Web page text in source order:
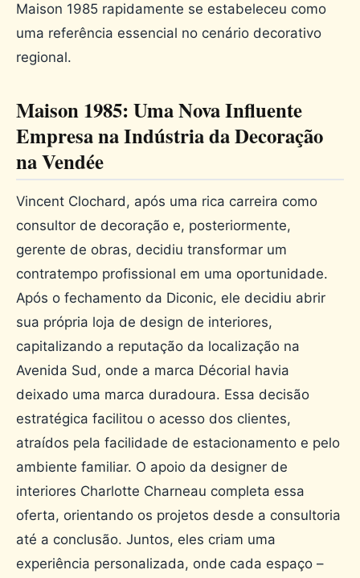
Maison 1985 rapidamente se estabeleceu como
uma referência essencial no cenário decorativo
regional.
Maison 1985: Uma Nova Influente
Empresa na Indústria da Decoração
na Vendée
Vincent Clochard, após uma rica carreira como
consultor de decoração e, posteriormente,
gerente de obras, decidiu transformar um
contratempo profissional em uma oportunidade.
Após o fechamento da Diconic, ele decidiu abrir
sua própria loja de design de interiores,
capitalizando a reputação da localização na
Avenida Sud, onde a marca Décorial havia
deixado uma marca duradoura. Essa decisão
estratégica facilitou o acesso dos clientes,
atraídos pela facilidade de estacionamento e pelo
ambiente familiar. O apoio da designer de
interiores Charlotte Charneau completa essa
oferta, orientando os projetos desde a consultoria
até a conclusão. Juntos, eles criam uma
experiência personalizada, onde cada espaço –